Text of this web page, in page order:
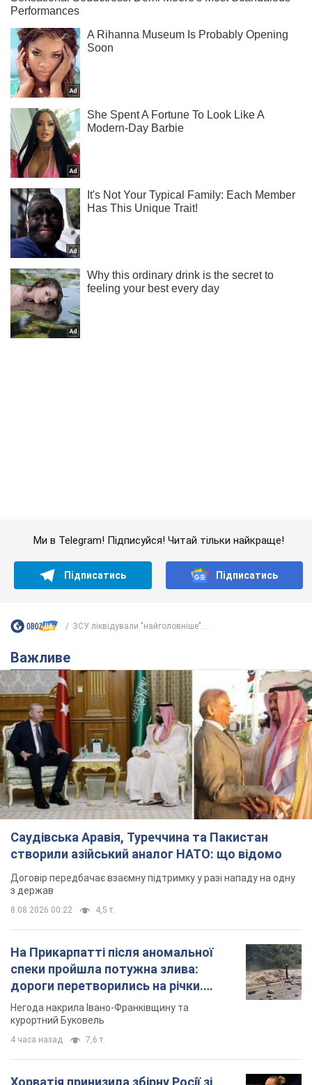
Саудівська Аравія, Туреччина та Пакистан
створили азійський аналог НАТО: що відомо
Договір передбачає взаємну підтримку у разі нападу на одну
з держав
8.08.2026 00:22 4,5 т.
На Прикарпатті після аномальної
спеки пройшла потужна злива:
дороги перетворились на річки.
Відео
курортний Буковель
4 часа назад 7,6 т.
Хорватія принизила збірну Росії зі
спортивної гімнастики, офіційно не
допустивши до чемпіонату Європи
основних спортсменів
Турнір відбудеться в Загребі з 13 по 23 серпня
4 часа назад 6,8 т.